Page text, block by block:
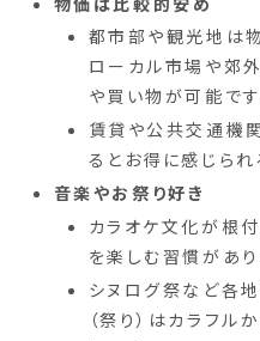
都市部や観光地は
ローカル市場や郊
や買い物が可能です
賃貸や公共交通機
るとお得に感じられ
音楽やお祭り好き
カラオケ文化が根
を楽しむ習慣があり
シヌログ祭など各
（祭り）はカラフル